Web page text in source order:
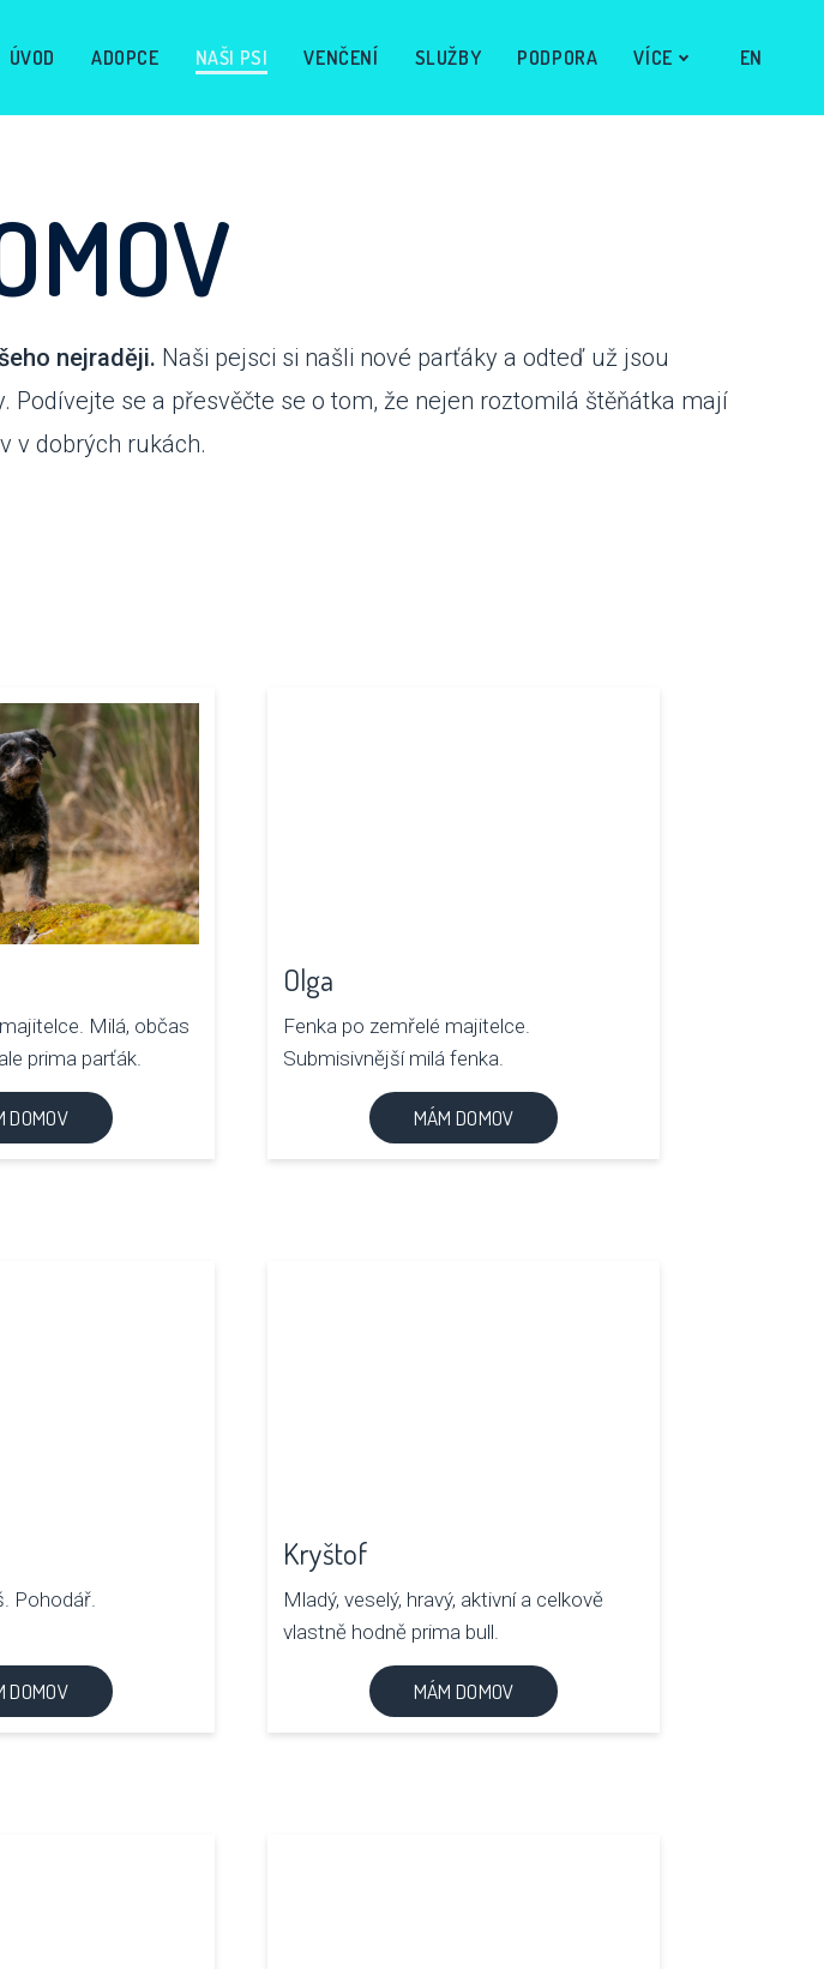
ÚVOD ADOPCE NAŠI PSI VENČENÍ SLUŽBY PODPORA VÍCE CS
EN
nejraději. Naši pejsci si našli nové parťáky a odteď už jsou
Podívejte se a přesvěčte se o tom, že nejen roztomilá štěňátka mají
v dobrých rukách.
Milá, občas
prima parťák.
DOMOV
Olga
Fenka po zemřelé majitelce.
Submisivnější milá fenka.
MÁM DOMOV
Pohodář.
DOMOV
Kryštof
Mladý, veselý, hravý, aktivní a celkově
vlastně hodně prima bull.
MÁM DOMOV